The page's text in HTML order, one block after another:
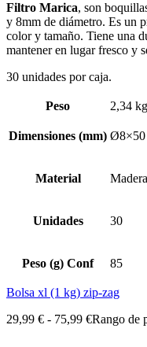
Filtro Marica, son
y 8mm de diámetro. Es un
color y tamaño. Tiene una
mantener en lugar fresco y
30 unidades por caja.
Peso 2,34 kg
Dimensiones (mm) Ø8×50
Material Madera
Unidades 30
Peso (g) Conf 85
Bolsa xl (1 kg) zip-zag
29,99 € - 75,99 €Rango de